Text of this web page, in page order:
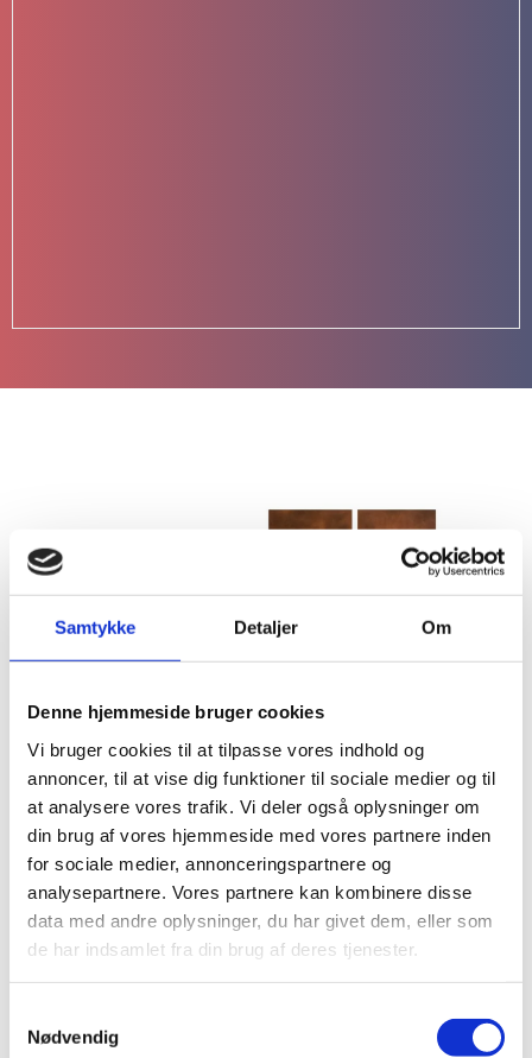
Samtykke Detaljer Om
Denne hjemmeside bruger cookies
Vi bruger cookies til at tilpasse vores indhold og
annoncer, til at vise dig funktioner til sociale medier og til
at analysere vores trafik. Vi deler også oplysninger om
din brug af vores hjemmeside med vores partnere inden
for sociale medier, annonceringspartnere og
analysepartnere. Vores partnere kan kombinere disse
data med andre oplysninger, du har givet dem, eller som
de har indsamlet fra din brug af deres tjenester.
Nødvendig